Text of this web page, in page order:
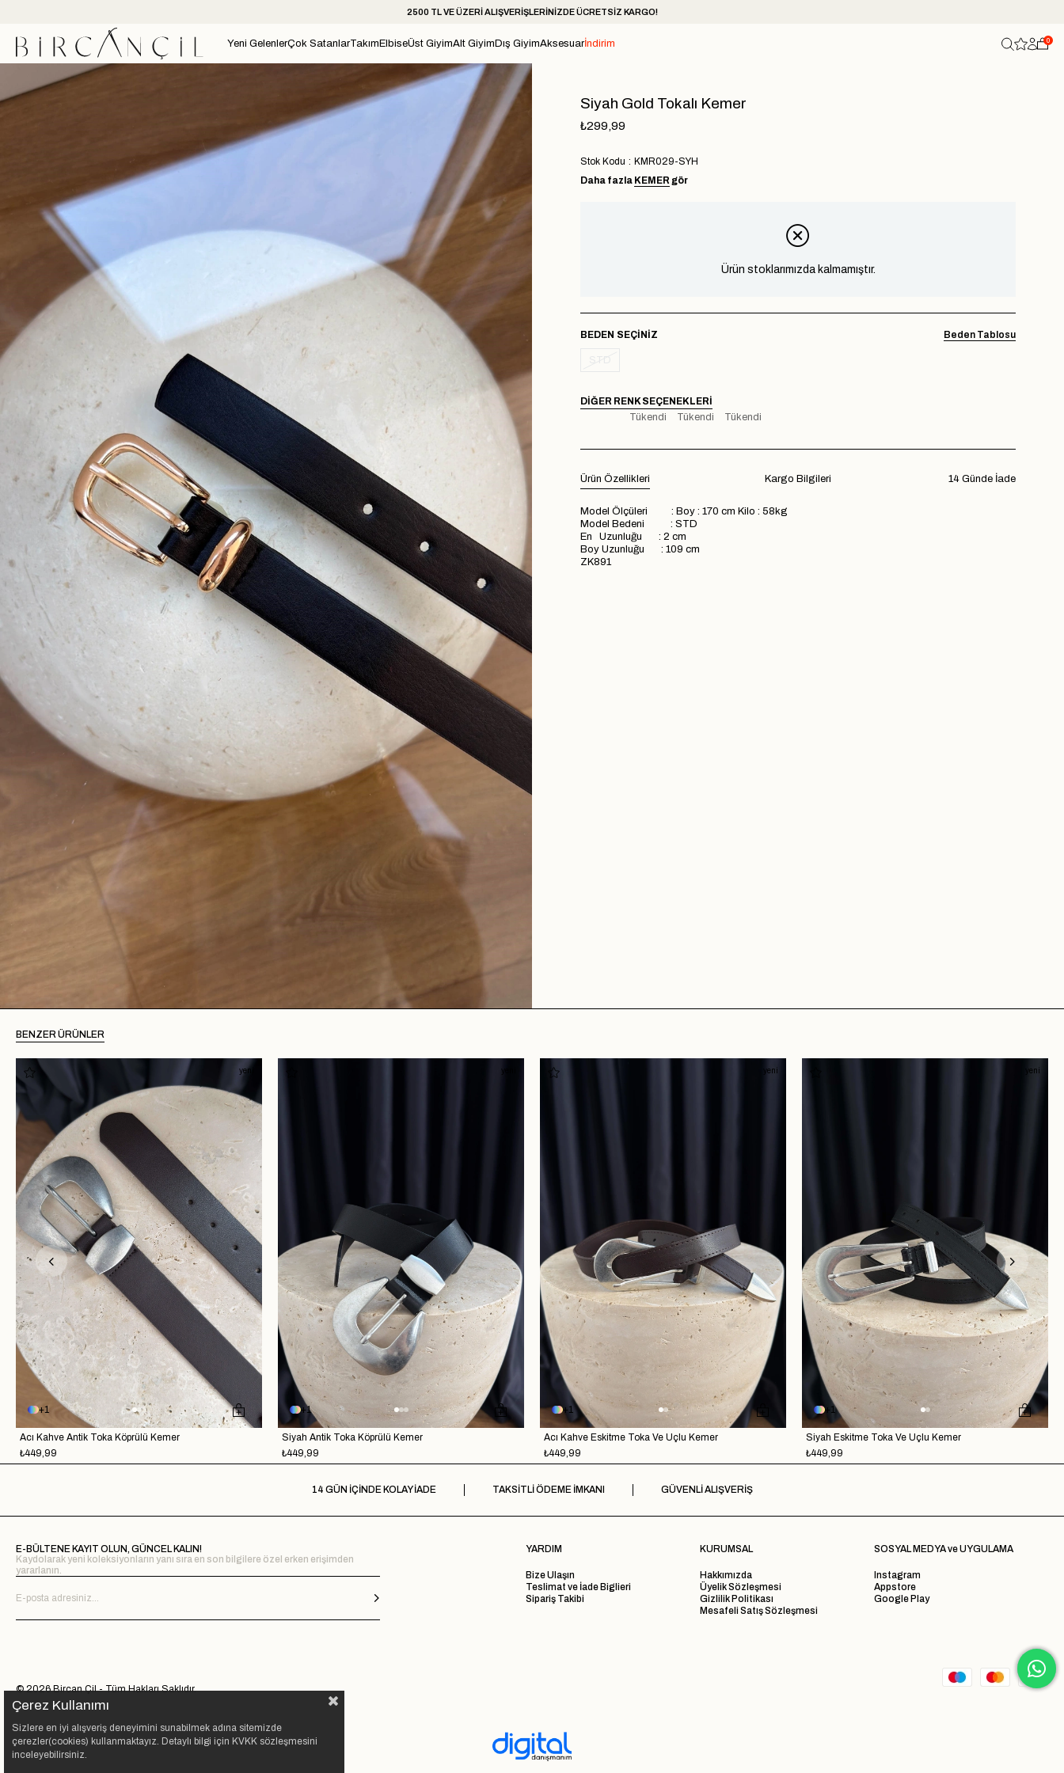
2500 TL VE ÜZERİ ALIŞVERİŞLERİNİZDE ÜCRETSİZ KARGO!
Yeni GelenlerÇok SatanlarTakım ElbiseÜst GiyimAlt Giyim Dış GiyimAksesuarİndirim 0
Siyah Gold Tokalı Kemer
₺299,99
Stok Kodu
KMR029-SYH
Daha fazla KEMER gör
Ürün stoklarımızda kalmamıştır.
Beden Tablosu
BEDEN
DIĞER RENK SEÇENEKLERI
Tükendi
Tükendi Tükendi
Ürün Özellikleri 14 Günde İade
Kargo Bilgileri
Model Ölçüleri : Boy : 170 cm Kilo : 58kg
Model Bedeni : STD
En Uzunluğu : 2 cm
Boy Uzunluğu : 109 cm
ZK891
BENZER ÜRÜNLER
1
Acı Kahve Antik Toka Köprülü Kemer
₺449,99
yeni
1
Siyah Antik Toka Köprülü Kemer
₺449,99
yeni
1
Acı Kahve Eskitme Toka Ve Uçlu Kemer
₺449,99
yeni
1
Siyah Eskitme Toka Ve Uçlu Kemer
₺449,99
yeni
14 GÜN İÇİNDE KOLAY İADE TAKSİTLİ ÖDEME İMKANI GÜVENLİ ALIŞVERİŞ
E-BÜLTENE KAYIT OLUN, GÜNCEL KALIN!
Kaydolarak yeni koleksiyonların yanı sıra en son bilgilere özel erken erişimden
yararlanın.
YARDIM
Bize Ulaşın
Teslimat ve İade Biglieri
Sipariş Takibi
KURUMSAL
Hakkımızda
Üyelik Sözleşmesi
Gizlilik Politikası
Mesafeli Satış Sözleşmesi
SOSYAL MEDYA ve UYGULAMA
Instagram
Appstore
Google Play
© 2026 Bircan Çil - Tüm Hakları Saklıdır.
Çerez Kullanımı
Sizlere en iyi alışveriş deneyimini sunabilmek adına sitemizde
çerezler(cookies) kullanmaktayız. Detaylı bilgi için KVKK sözleşmesini
inceleyebilirsiniz.